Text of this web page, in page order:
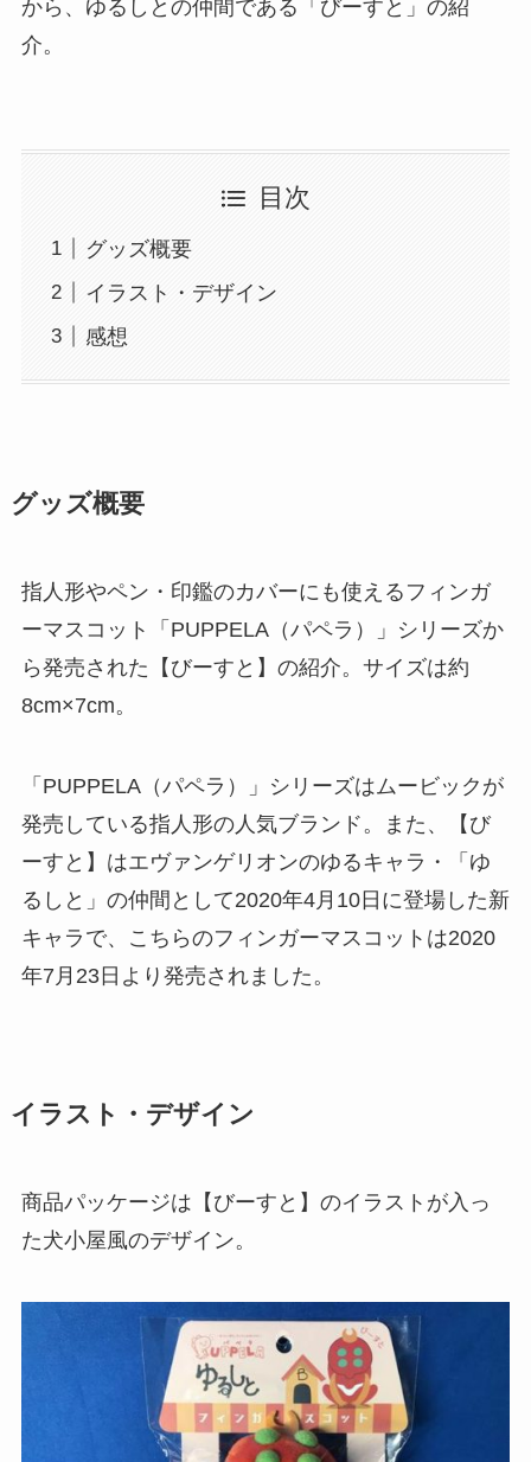
から、ゆるしとの仲間である「びーすと」の紹
介。
目次
グッズ概要
イラスト・デザイン
感想
グッズ概要
指人形やペン・印鑑のカバーにも使えるフィンガ
ーマスコット「PUPPELA（パペラ）」シリーズか
ら発売された【びーすと】の紹介。サイズは約
8cm×7cm。
「PUPPELA（パペラ）」シリーズはムービックが
発売している指人形の人気ブランド。また、【び
ーすと】はエヴァンゲリオンのゆるキャラ・「ゆ
るしと」の仲間として2020年4月10日に登場した新
キャラで、こちらのフィンガーマスコットは2020
年7月23日より発売されました。
イラスト・デザイン
商品パッケージは【びーすと】のイラストが入っ
た犬小屋風のデザイン。